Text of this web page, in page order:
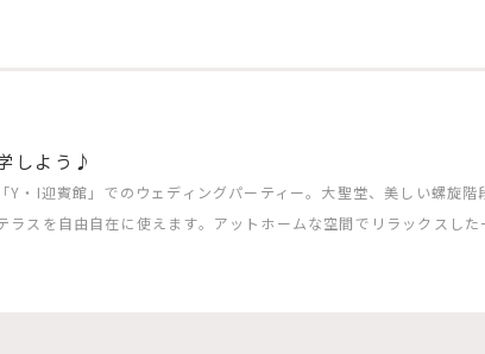
しよう♪
Y・I迎賓館」でのウェディングパーティー。大聖堂、美しい螺旋階
ラスを自由自在に使えます。アットホームな空間でリラックスした